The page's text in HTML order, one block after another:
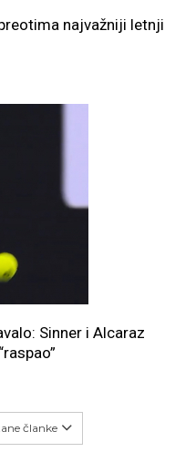
najvažniji letnji
Sinner i Alcaraz
članke